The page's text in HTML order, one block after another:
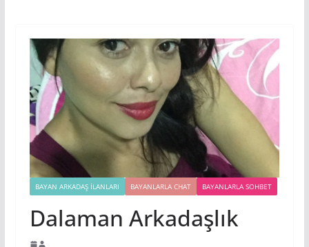
BAYAN ARKADAŞ İLANLARI BAYANLARLA CHAT BAYANLARLA SOHBET
Dalaman Arkadaşlık